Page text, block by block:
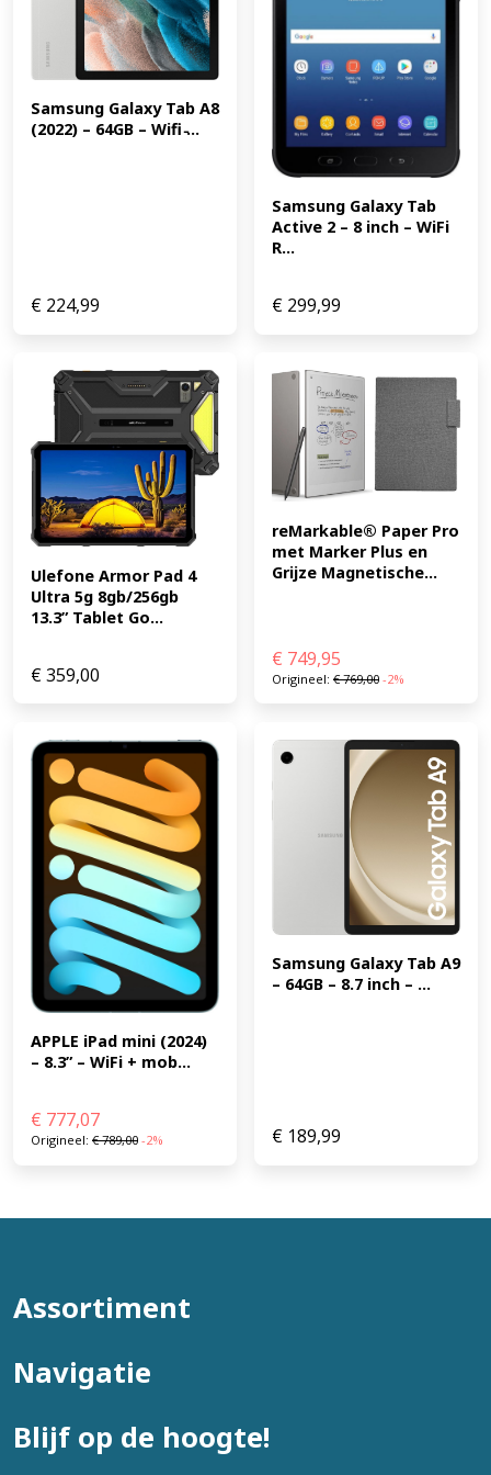
is een technologie waarmee je virtuele objecten in de
echte wereld plaatst. Alle onderdelen van de Apple iPad
2018, van het scherm tot de camera's, zijn ontworpen
om augmented reality-apps zo indrukwekkend mogelijk
te maken! Apple Pencil De Apple Pencil is enorm
veelzijdig en is perfect als je tot op de pixel nauwkeurig
wilt werken. Maak snel aantekeningen, aquarellen of
notities. Het maakt niet uit wat je met de Apple Pencil
doet, hij is zo handig dat je nooit meer met iets anders
wilt werken. (EAN: 0190198724021)
Samsung Galaxy Tab A8
(2022) – 64GB – Wifi ̵...
€ 224,99
Samsung Galaxy Tab
Active 2 – 8 inch – WiFi
R...
€ 299,99
Ulefone Armor Pad 4
Ultra 5g 8gb/256gb
13.3” Tablet Go...
€359,00
reMarkable® Paper Pro
met Marker Plus en
Grijze Magnetische...
€ 749,95
Origineel: €769,00 -2%
APPLE iPad mini (2024)
– 8.3” – WiFi + mob...
€ 777,07
Origineel: €789,00 -2%
Samsung Galaxy Tab A9
– 64GB – 8.7 inch – ...
€ 189,99
Assortiment
Navigatie
Blijf op de hoogte!